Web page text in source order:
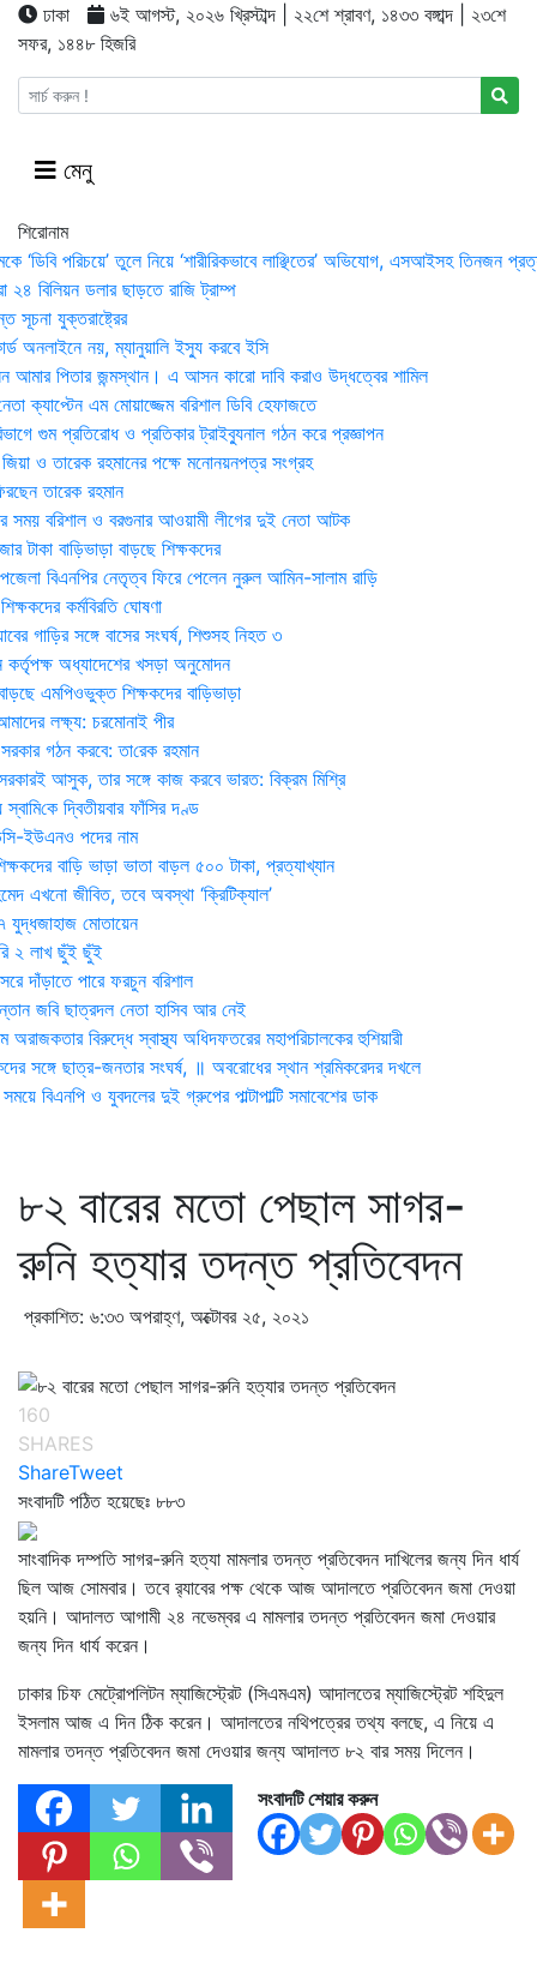
ঢাকা
৬ই আগস্ট, ২০২৬ খ্রিস্টাব্দ | ২২শে শ্রাবণ, ১৪৩৩ বঙ্গাব্দ | ২৩শে
সফর, ১৪৪৮ হিজরি
মেনু
শিরোনাম
‘ডিবি পরিচয়ে’ তুলে নিয়ে ‘শারীরিকভাবে লাঞ্ছিতের’ অভিযোগ, এসআইসহ তিনজন
২৪ বিলিয়ন ডলার ছাড়তে রাজি ট্রাম্প
সূচনা যুক্তরাষ্ট্রের
অনলাইনে নয়, ম্যানুয়ালি ইস্যু করবে ইসি
পিতার জন্মস্থান। এ আসন কারো দাবি করাও উদ্ধত্বের শামিল
ক্যাপ্টেন এম মোয়াজ্জেম বরিশাল ডিবি হেফাজতে
গুম প্রতিরোধ ও প্রতিকার ট্রাইব্যুনাল গঠন করে প্রজ্ঞাপন
ও তারেক রহমানের পক্ষে মনোনয়নপত্র সংগ্রহ
তারেক রহমান
সময় ব‌রিশাল ও বরগুনার আওয়ামী লীগের দুই নেতা আটক
টাকা বাড়িভাড়া বাড়ছে শিক্ষকদের
বিএনপির নেতৃত্ব ফিরে পেলেন নুরুল আমিন-সালাম রাড়ি
কর্মবিরতি ঘোষণা
গাড়ির সঙ্গে বাসের সংঘর্ষ, শিশুসহ নিহত ৩
কর্তৃপক্ষ অধ্যাদেশের খসড়া অনুমোদন
এমপিওভুক্ত শিক্ষকদের বাড়িভাড়া
লক্ষ্য: চরমোনাই পীর
গঠন করবে: তা‌রেক রহমান
আসুক, তার সঙ্গে কাজ করবে ভারত: বিক্রম মিশ্রি
দ্বিতীয়বার ফাঁসির দণ্ড
ইউএনও পদের নাম
বাড়ি ভাড়া ভাতা বাড়ল ৫০০ টাকা, প্রত্যাখ্যান
এখনো জীবিত, তবে অবস্থা ‘ক্রিটিক্যাল’
যুদ্ধজাহাজ মোতায়েন
২ লাখ ছুঁই ছুঁই
দাঁড়াতে পারে ফরচুন বরিশাল
জবি ছাত্রদল নেতা হাসিব আর নেই
অরাজকতার বিরুদ্ধে স্বাস্থ্য অধিদফতরের মহাপরিচালকের হুশিয়ারী
সঙ্গে ছাত্র-জনতার সংঘর্ষ, ॥ অবরোধের স্থান শ্রমিকরেদর দখলে
বিএনপি ও যুবদলের দুই গ্রুপের পাল্টাপাল্টি সমাবেশের ডাক
৮২ বারের মতো পেছাল সাগর-
রুনি হত্যার তদন্ত প্রতিবেদন
প্রকাশিত: ৬:৩৩ অপরাহ্ণ, অক্টোবর ২৫, ২০২১
160
SHARES
ShareTweet
সংবাদটি পঠিত হয়েছেঃ ৮৮৩
সাংবাদিক দম্পতি সাগর-রুনি হত্যা মামলার তদন্ত প্রতিবেদন দাখিলের জন্য দিন ধার্য
ছিল আজ সোমবার। তবে র‍্যাবের পক্ষ থেকে আজ আদালতে প্রতিবেদন জমা দেওয়া
হয়নি। আদালত আগামী ২৪ নভেম্বর এ মামলার তদন্ত প্রতিবেদন জমা দেওয়ার
জন্য দিন ধার্য করেন।
ঢাকার চিফ মেট্রোপলিটন ম্যাজিস্ট্রেট (সিএমএম) আদালতের ম্যাজিস্ট্রেট শহিদুল
ইসলাম আজ এ দিন ঠিক করেন। আদালতের নথিপত্রের তথ্য বলছে, এ নিয়ে এ
মামলার তদন্ত প্রতিবেদন জমা দেওয়ার জন্য আদালত ৮২ বার সময় দিলেন।
সংবাদটি শেয়ার করুন